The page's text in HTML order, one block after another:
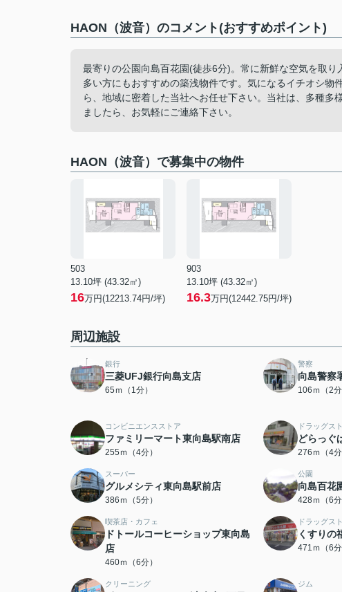
HAON（波音）のコメント(おすすめポイント)
最寄りの公園向島百花園(徒歩6分)。常に新鮮な空気を取
多い方にもおすすめの築浅物件です。気になるイチオシ
ら、地域に密着した当社へお任せ下さい。当社は、多種
ましたら、お気軽にご連絡下さい。
HAON（波音）で募集中の物件
503
13.10坪 (43.32㎡)
16万円(12213.74円/坪)
903
13.10坪 (43.32㎡)
16.3万円(12442.75円/坪)
周辺施設
銀行
三菱UFJ銀行向島支店
65ｍ（1分）
警察
向島警察
106ｍ（2分
コンビニエンスストア
ファミリーマート東向島駅南店
255ｍ（4分）
ドラッグス
どらっぐ
276ｍ（4分
スーパー
グルメシティ東向島駅前店
386ｍ（5分）
公園
向島百花
428ｍ（6分
喫茶店・カフェ
ドトールコーヒーショップ東向島
店
460ｍ（6分）
ドラッグス
くすりの
471ｍ（6分
クリーニング ジム